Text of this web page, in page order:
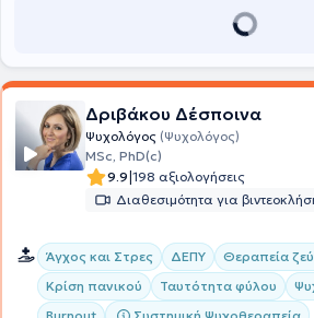
Δριβάκου Δέσποινα
Ψυχολόγος (Ψυχολόγος)
MSc, PhD(c)
9.9|198 αξιολογήσεις
Διαθεσιμότητα για
Άγχος και Στρες ΔΕΠΥ Θεραπεία
Κρίση πανικού
Ταυτότητα φύλου
Συστημική Ψυχοθεραπεία